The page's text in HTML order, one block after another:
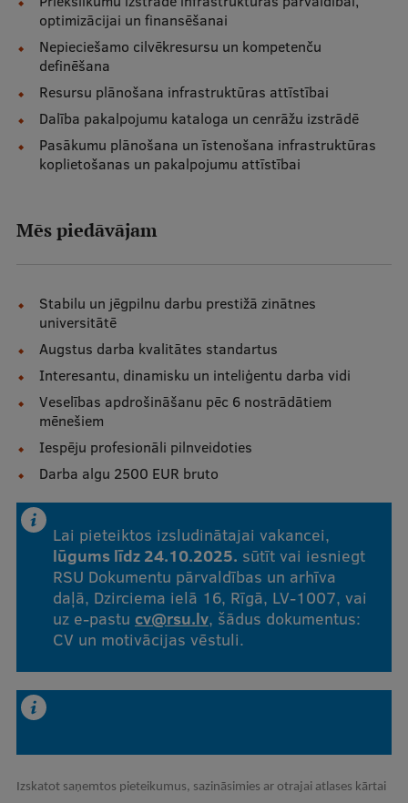
Starptautiskā sadarbība
Mobilitātes programmas
Starptautiskie projekti
Starptautiskie sadarbības partneri
EATRIS koordinators Latvijā
optimizācijai un finansēšanai
Nepieciešamo cilvēkresursu un kompetenču
definēšana
Resursu plānošana infrastruktūras attīstībai
Dalība pakalpojumu kataloga un cenrāžu izstrādē
Pasākumu plānošana un īstenošana infrastruktūras
koplietošanas un pakalpojumu attīstībai
Mēs piedāvājam
Stabilu un jēgpilnu darbu prestižā zinātnes
universitātē
Augstus darba kvalitātes standartus
Interesantu, dinamisku un inteliģentu darba vidi
Veselības apdrošināšanu pēc 6 nostrādātiem
mēnešiem
Iespēju profesionāli pilnveidoties
Darba algu 2500 EUR bruto
Lai pieteiktos izsludinātajai vakancei,
lūgums līdz 24.10.2025. sūtīt vai iesniegt
RSU Dokumentu pārvaldības un arhīva
daļā, Dzirciema ielā 16, Rīgā, LV-1007, vai
uz e-pastu cv@rsu.lv, šādus dokumentus:
CV un motivācijas vēstuli.
Izskatot saņemtos pieteikumus, sazināsimies ar otrajai atlases kārtai